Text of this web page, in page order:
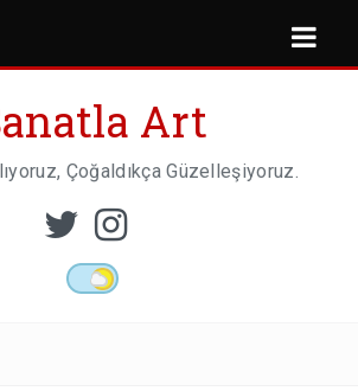
Art
Çoğaldıkça Güzelleşiyoruz.